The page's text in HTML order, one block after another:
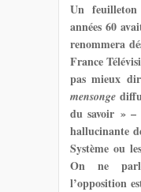
Un feuilleton
années 60
renommera
France
pas mieux
mensonge
du savoir » –
hallucinante
Système ou
On ne
l’opposition